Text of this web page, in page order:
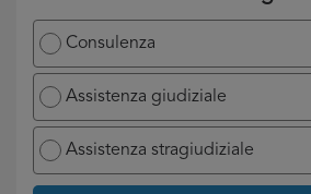
Consulenza
Assistenza giudiziale
Assistenza stragiudiziale